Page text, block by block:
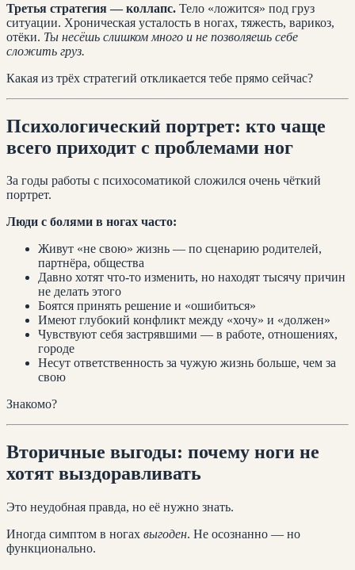
Третья стратегия — коллапс. Тело «ложится» под груз
ситуации. Хроническая усталость в ногах, тяжесть, варикоз,
отёки. Ты несёшь слишком много и не позволяешь себе
сложить груз.
Какая из трёх стратегий откликается тебе прямо сейчас?
Психологический портрет: кто чаще
всего приходит с проблемами ног
За годы работы с психосоматикой сложился очень чёткий
портрет.
Люди с болями в ногах часто:
Живут «не свою» жизнь — по сценарию родителей,
партнёра, общества
Давно хотят что-то изменить, но находят тысячу причин
не делать этого
Боятся принять решение и «ошибиться»
Имеют глубокий конфликт между «хочу» и «должен»
Чувствуют себя застрявшими — в работе, отношениях,
городе
Несут ответственность за чужую жизнь больше, чем за
свою
Знакомо?
Вторичные выгоды: почему ноги не
хотят выздоравливать
Это неудобная правда, но её нужно знать.
Иногда симптом в ногах выгоден. Не осознанно — но
функционально.